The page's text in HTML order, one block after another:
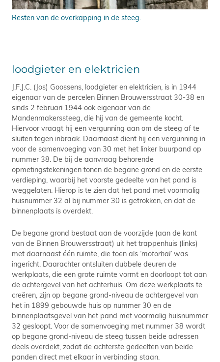
Resten van de overkapping in de steeg.
loodgieter en elektricien
J.F.J.C. (Jos) Goossens, loodgieter en elektricien, is in 1944
eigenaar van de percelen Binnen Brouwersstraat 30-38 en
sinds 2 februari 1944 ook eigenaar van de
Mandenmakerssteeg, die hij van de gemeente kocht.
Hiervoor vraagt hij een vergunning aan om de steeg af te
sluiten tegen inbraak. Daarnaast dient hij een vergunning in
voor de samenvoeging van 30 met het linker buurpand op
nummer 38. De bij de aanvraag behorende
opmetingstekeningen tonen de begane grond en de eerste
verdieping, waarbij het voorste gedeelte van het pand is
weggelaten. Hierop is te zien dat het pand met voormalig
huisnummer 32 al bij nummer 30 is getrokken, en dat de
binnenplaats is overdekt.
De begane grond bestaat aan de voorzijde (aan de kant
van de Binnen Brouwersstraat) uit het trappenhuis (links)
met daarnaast één ruimte, die toen als ‘motorhal’ was
ingericht. Daarachter ontsluiten dubbele deuren de
werkplaats, die een grote ruimte vormt en doorloopt tot aan
de achtergevel van het achterhuis. Om deze werkplaats te
creëren, zijn op begane grond-niveau de achtergevel van
het in 1899 gebouwde huis op nummer 30 en de
binnenplaatsgevel van het pand met voormalig huisnummer
32 gesloopt. Voor de samenvoeging met nummer 38 wordt
op begane grond-niveau de steeg tussen beide adressen
deels overdekt, zodat de achterste gedeelten van beide
panden direct met elkaar in verbinding staan.